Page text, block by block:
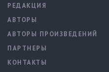
РЕДАКЦИЯ
АВТОРЫ
АВТОРЫ ПРОИЗВЕДЕНИЙ
ПАРТНЕРЫ
КОНТАКТЫ